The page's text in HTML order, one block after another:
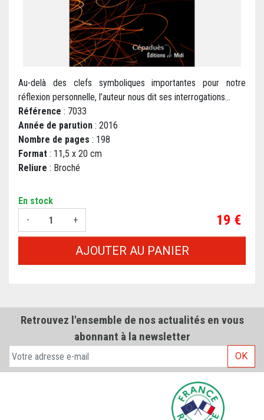
Au-delà des clefs symboliques importantes pour notre
réflexion personnelle, l’auteur nous dit ses interrogations...
Référence : 7033
Année de parution : 2016
Nombre de pages : 198
Format : 11,5 x 20 cm
Reliure : Broché
En stock
-
+ Prix
19 €
AJOUTER AU PANIER
Retrouvez l'ensemble de nos actualités en vous
abonnant à la newsletter
OK